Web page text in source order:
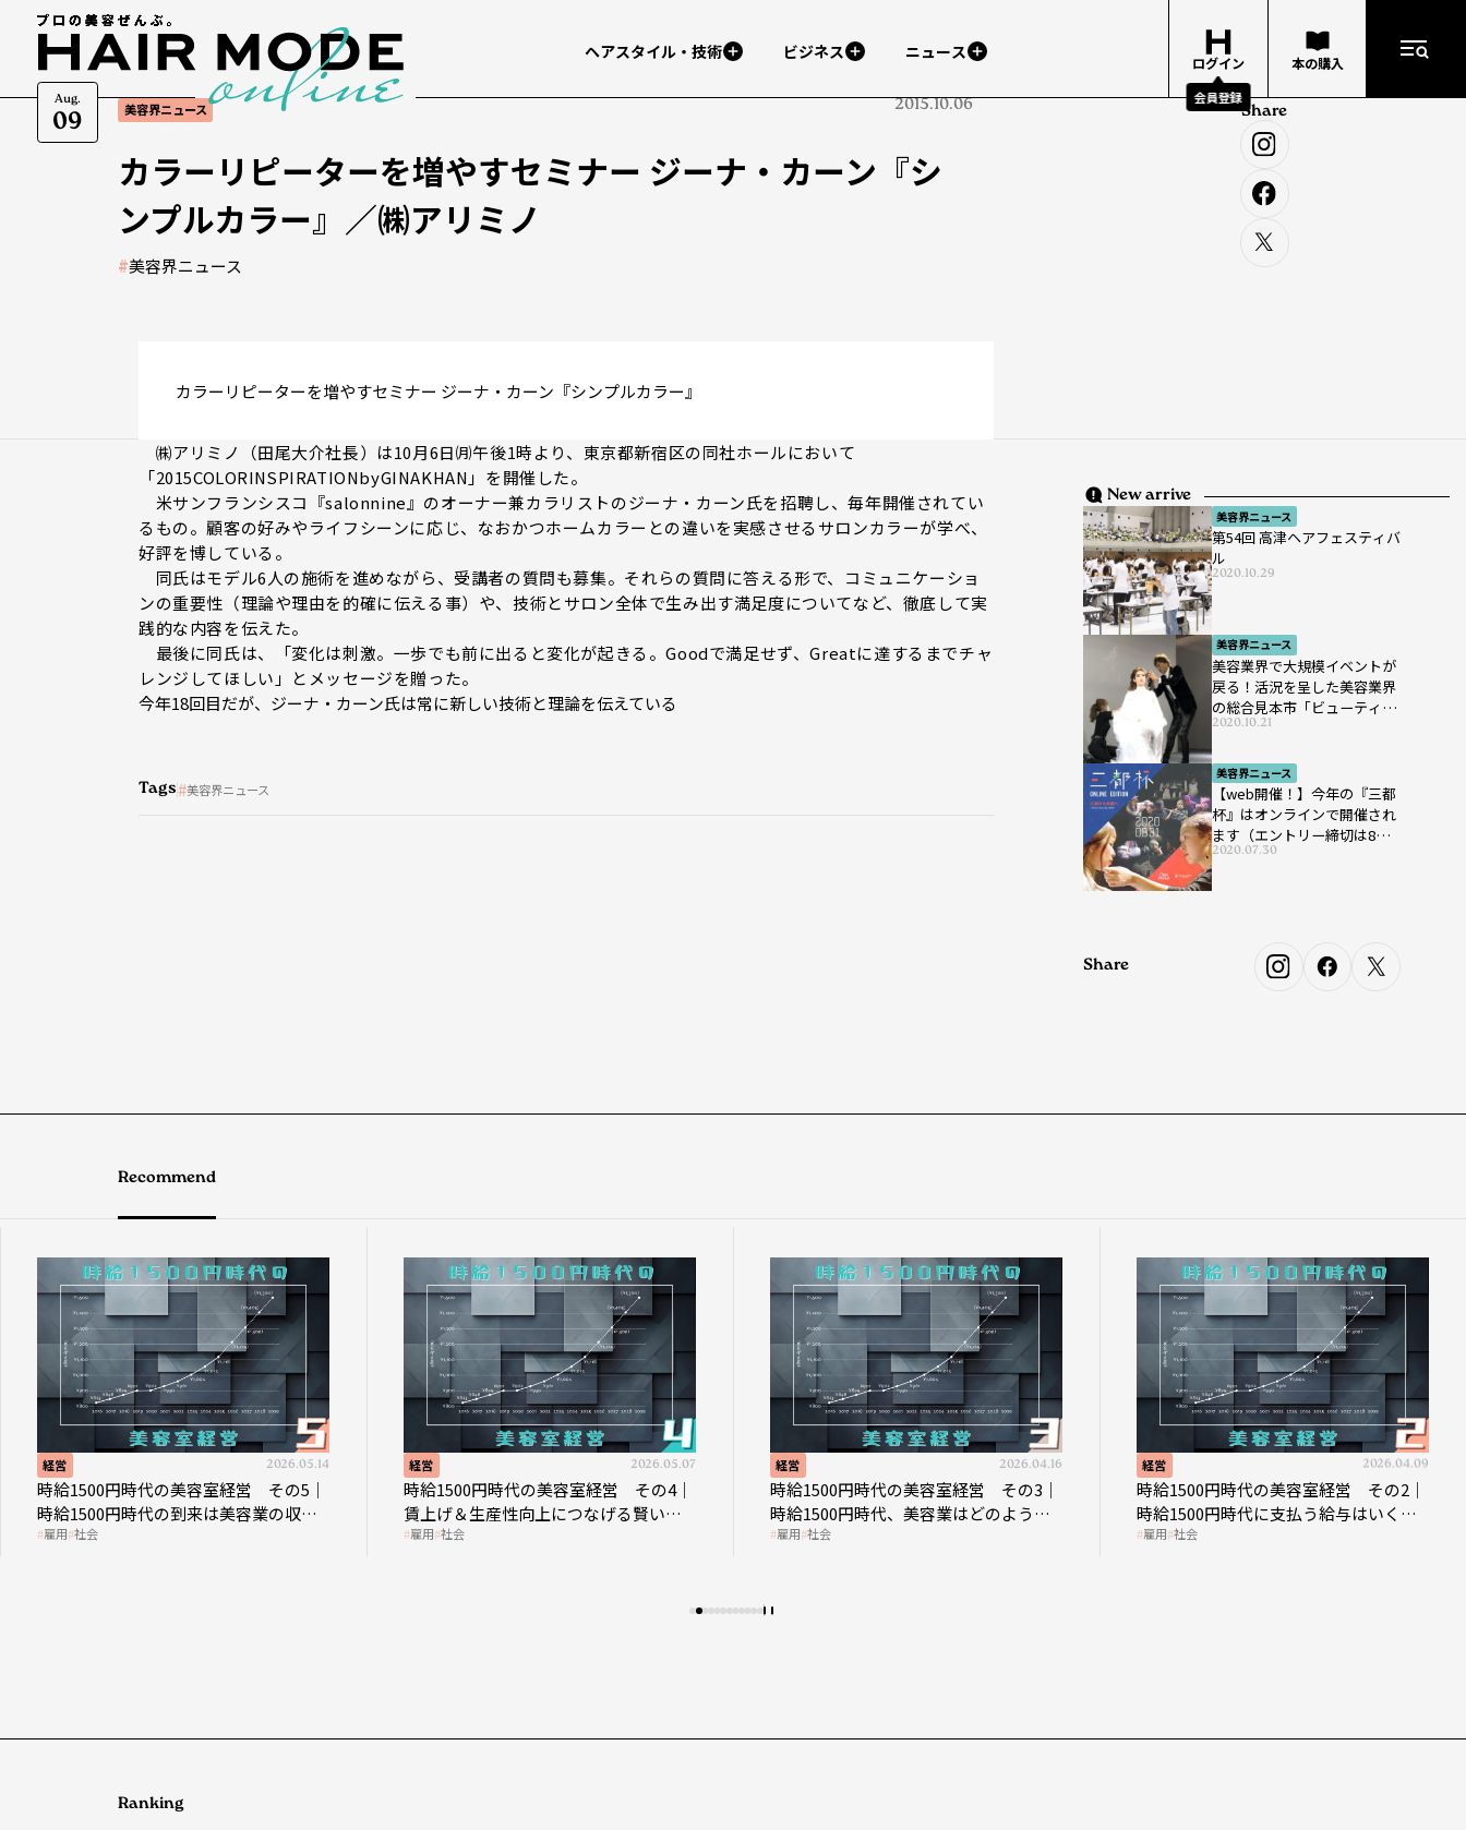
Aug.
09
ヘアスタイル・技術 ビジネス ニュース
ログイン
会員登録
本の購入
美容界ニュース 2015.10.06
カラーリピーターを増やすセミナー ジーナ・カーン『シ
ンプルカラー』／㈱アリミノ
#美容界ニュース
Share
カラーリピーターを増やすセミナー ジーナ・カーン『シンプルカラー』
㈱アリミノ（田尾大介社長）は10月6日㈪午後1時より、東京都新宿区の同社ホールにおいて
「2015COLORINSPIRATIONbyGINAKHAN」を開催した。
米サンフランシスコ『salonnine』のオーナー兼カラリストのジーナ・カーン氏を招聘し、毎年開催されてい
るもの。顧客の好みやライフシーンに応じ、なおかつホームカラーとの違いを実感させるサロンカラーが学べ、
好評を博している。
同氏はモデル6人の施術を進めながら、受講者の質問も募集。それらの質問に答える形で、コミュニケーショ
ンの重要性（理論や理由を的確に伝える事）や、技術とサロン全体で生み出す満足度についてなど、徹底して実
践的な内容を伝えた。
最後に同氏は、「変化は刺激。一歩でも前に出ると変化が起きる。Goodで満足せず、Greatに達するまでチャ
レンジしてほしい」とメッセージを贈った。
今年18回目だが、ジーナ・カーン氏は常に新しい技術と理論を伝えている
Tags 美容界ニュース
New arrive
美容界ニュース
第54回 高津ヘアフェスティバ
ル
2020.10.29
美容界ニュース
美容業界で大規模イベントが
戻る！活況を呈した美容業界
の総合見本市「ビューティー
ワールド ジャパン ウエス
ト」が開催
2020.10.21
美容界ニュース
【web開催！】今年の『三都
杯』はオンラインで開催され
ます（エントリー締切は8月7
日まで）
2020.07.30
Share
Recommend
経営 2026.05.14
時給1500円時代の美容室経営 その5｜
時給1500円時代の到来は美容業の収益
構造を見直す契機
雇用 社会
経営 2026.05.07
時給1500円時代の美容室経営 その4｜
賃上げ＆生産性向上につなげる賢い助
成金活用
雇用 社会
経営 2026.04.16
時給1500円時代の美容室経営 その3｜
時給1500円時代、美容業はどのような
影響を受けるのか？
雇用 社会
経営 2026.04.09
時給1500円時代の美容室経営 その2｜
時給1500円時代に支払う給与はいくら
なのか
雇用 社会
Ranking